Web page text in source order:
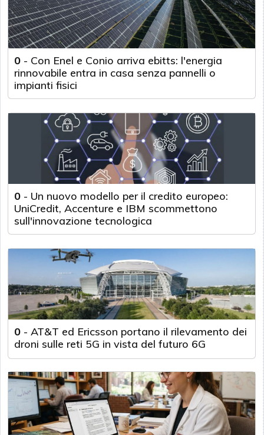
0 - Con Enel e Conio arriva ebitts: l'energia
rinnovabile entra in casa senza pannelli o
impianti fisici
0 - Un nuovo modello per il credito europeo:
UniCredit, Accenture e IBM scommettono
sull'innovazione tecnologica
0 - AT&T ed Ericsson portano il rilevamento dei
droni sulle reti 5G in vista del futuro 6G